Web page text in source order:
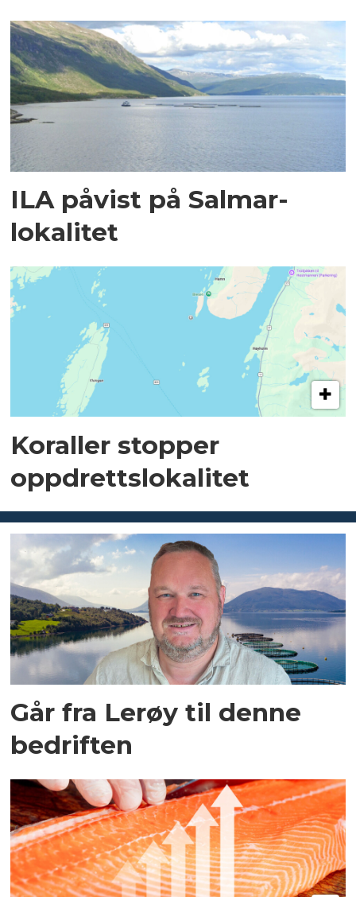
ILA påvist på Salmar-
lokalitet
Koraller stopper
oppdrettslokalitet
Går fra Lerøy til denne
bedriften